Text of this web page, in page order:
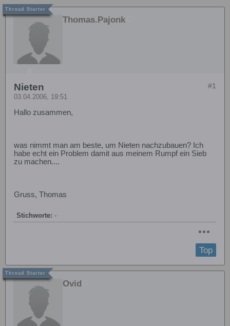
Thomas.Pajonk
#1
Nieten
03.04.2006, 19:51
Hallo zusammen,
was nimmt man am beste, um Nieten nachzubauen? Ich
habe echt ein Problem damit aus meinem Rumpf ein Sieb
zu machen....
Gruss, Thomas
Stichworte: -
Top
Ovid